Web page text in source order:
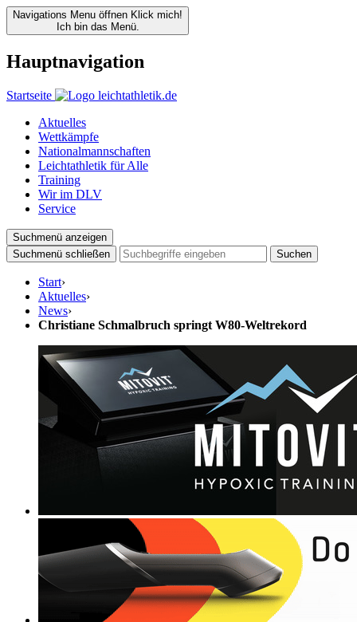
Navigations Menu öffnen Klick mich!
Ich bin das Menü.
Hauptnavigation
Startseite
Aktuelles
Wettkämpfe
Nationalmannschaften
Leichtathletik für Alle
Training
Wir im DLV
Service
Suchmenü anzeigen
Suchmenü schließen
Suchen
Start›
Aktuelles›
News›
Christiane Schmalbruch springt W80-Weltrekord